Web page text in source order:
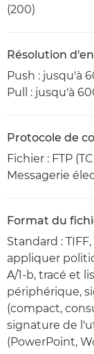
(200)
Résolution
Push : jusqu'à
Pull : jusqu'à
Protocole de
Fichier : FTP
Messagerie
Format du
Standard :
appliquer
A/1-b, tracé et
périphérique,
(compact,
signature de
(PowerPoint,